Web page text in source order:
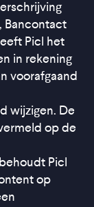
Bancontact
Picl het
in rekening
voorafgaand
wijzigen. De
op de
Picl
op